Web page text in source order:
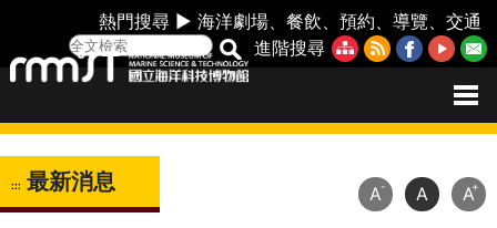
熱門搜尋 ►海洋劇場 、餐飲 、預約 、導覽 、交通
進階搜尋
::: 最新消息 A- A A+